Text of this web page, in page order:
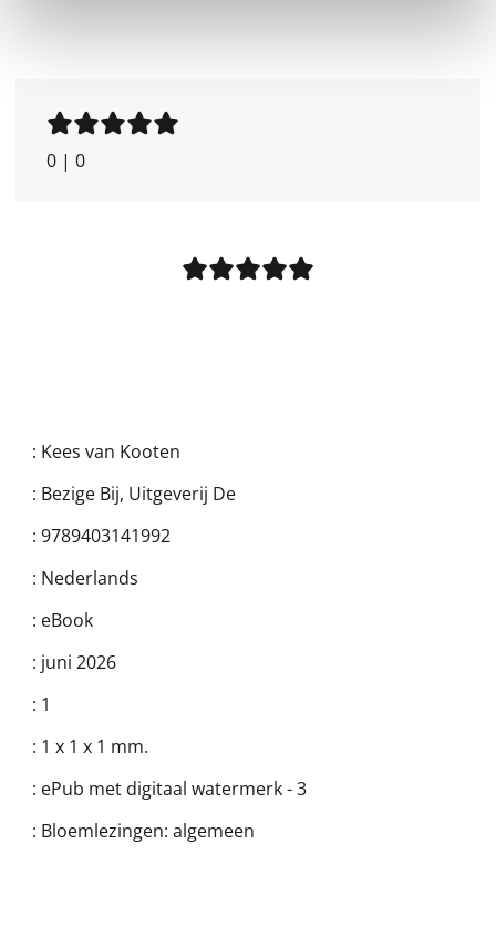
0 | 0
: Kees van Kooten
: Bezige Bij, Uitgeverij De
: 9789403141992
: Nederlands
: eBook
: juni 2026
: 1
: 1 x 1 x 1 mm.
: ePub met digitaal watermerk - 3
: Bloemlezingen: algemeen